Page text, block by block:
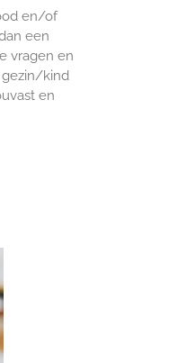
en/of
een
vragen en
gezin/kind
en